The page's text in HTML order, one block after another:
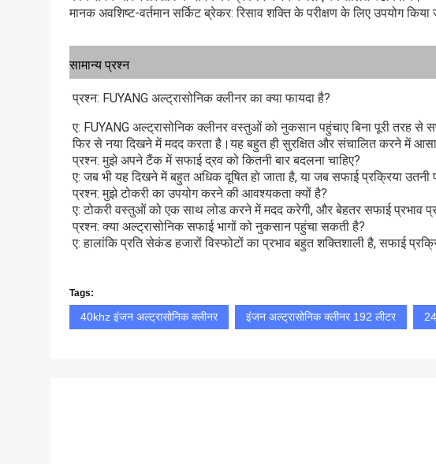
मानक अवशिष्ट-वर्तमान सर्किट ब्रेकर: रिसाव शक्ति के परीक्षण के लिए उपयोग
सामान्य प्रश्न
प्रश्न: FUYANG अल्ट्रासोनिक क्लीनर का क्या फायदा है?
ए: FUYANG अल्ट्रासोनिक क्लीनर वस्तुओं को नुकसान पहुंचाए बिना पूरी तरह से
फिर से नया दिखने में मदद करता है।यह बहुत ही सुरक्षित और संचालित करने में
प्रश्न: मुझे अपने टैंक में सफाई द्रव को कितनी बार बदलना चाहिए?
ए: जब भी यह दिखने में बहुत अधिक दूषित हो जाता है, या जब सफाई प्रक्रिया उतनी
प्रश्न: मुझे टोकरी का उपयोग करने की आवश्यकता क्यों है?
ए: टोकरी वस्तुओं को एक साथ लोड करने में मदद करेगी, और बेहतर सफाई प्रभाव
प्रश्न: क्या अल्ट्रासोनिक सफाई भागों को नुकसान पहुंचा सकती है?
ए: हालांकि प्रति सेकंड हजारों विस्फोटों का प्रभाव बहुत शक्तिशाली है, सफाई
Tags:
40khz इंजन अल्ट्रासोनिक क्लीनर इंजन अल्ट्रासोनिक क्लीनर 192 लीटर